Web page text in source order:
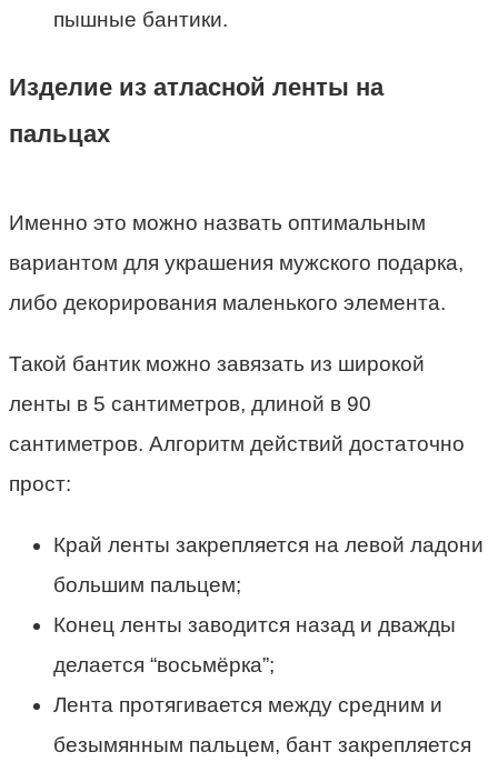
пышные бантики.
Изделие из атласной ленты на
пальцах
Именно это можно назвать оптимальным
вариантом для украшения мужского подарка,
либо декорирования маленького элемента.
Такой бантик можно завязать из широкой
ленты в 5 сантиметров, длиной в 90
сантиметров. Алгоритм действий достаточно
прост:
Край ленты закрепляется на левой ладони
большим пальцем;
Конец ленты заводится назад и дважды
делается “восьмёрка”;
Лента протягивается между средним и
безымянным пальцем, бант закрепляется